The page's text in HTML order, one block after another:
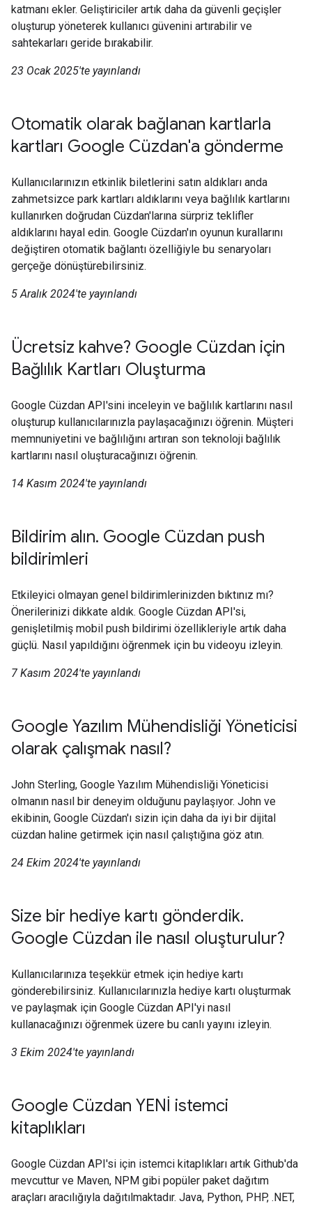
katmanı ekler. Geliştiriciler artık daha da güvenli geçişler
oluşturup yöneterek kullanıcı güvenini artırabilir ve
sahtekarları geride bırakabilir.
23 Ocak 2025'te yayınlandı
Otomatik olarak bağlanan kartlarla
kartları Google Cüzdan'a gönderme
Kullanıcılarınızın etkinlik biletlerini satın aldıkları anda
zahmetsizce park kartları aldıklarını veya bağlılık kartlarını
kullanırken doğrudan Cüzdan'larına sürpriz teklifler
aldıklarını hayal edin. Google Cüzdan'ın oyunun kurallarını
değiştiren otomatik bağlantı özelliğiyle bu senaryoları
gerçeğe dönüştürebilirsiniz.
5 Aralık 2024'te yayınlandı
Ücretsiz kahve? Google Cüzdan için
Bağlılık Kartları Oluşturma
Google Cüzdan API'sini inceleyin ve bağlılık kartlarını nasıl
oluşturup kullanıcılarınızla paylaşacağınızı öğrenin. Müşteri
memnuniyetini ve bağlılığını artıran son teknoloji bağlılık
kartlarını nasıl oluşturacağınızı öğrenin.
14 Kasım 2024'te yayınlandı
Bildirim alın. Google Cüzdan push
bildirimleri
Etkileyici olmayan genel bildirimlerinizden bıktınız mı?
Önerilerinizi dikkate aldık. Google Cüzdan API'si,
genişletilmiş mobil push bildirimi özellikleriyle artık daha
güçlü. Nasıl yapıldığını öğrenmek için bu videoyu izleyin.
7 Kasım 2024'te yayınlandı
Google Yazılım Mühendisliği Yöneticisi
olarak çalışmak nasıl?
John Sterling, Google Yazılım Mühendisliği Yöneticisi
olmanın nasıl bir deneyim olduğunu paylaşıyor. John ve
ekibinin, Google Cüzdan'ı sizin için daha da iyi bir dijital
cüzdan haline getirmek için nasıl çalıştığına göz atın.
24 Ekim 2024'te yayınlandı
Size bir hediye kartı gönderdik.
Google Cüzdan ile nasıl oluşturulur?
Kullanıcılarınıza teşekkür etmek için hediye kartı
gönderebilirsiniz. Kullanıcılarınızla hediye kartı oluşturmak
ve paylaşmak için Google Cüzdan API'yi nasıl
kullanacağınızı öğrenmek üzere bu canlı yayını izleyin.
3 Ekim 2024'te yayınlandı
Google Cüzdan YENİ istemci
kitaplıkları
Google Cüzdan API'si için istemci kitaplıkları artık Github'da
mevcuttur ve Maven, NPM gibi popüler paket dağıtım
araçları aracılığıyla dağıtılmaktadır. Java, Python, PHP, .NET,